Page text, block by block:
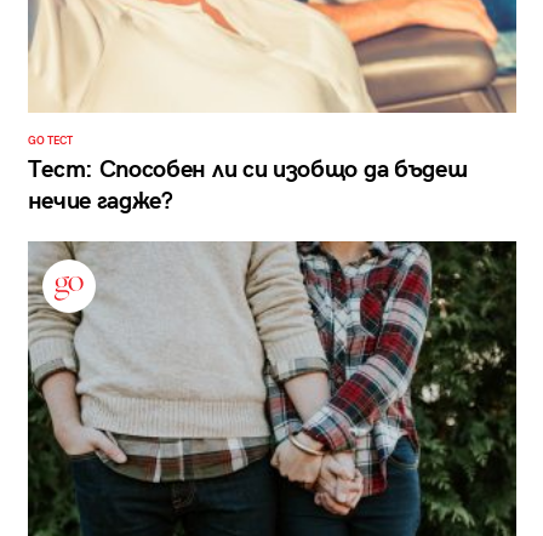
GO ТЕСТ
Тест: Способен ли си изобщо да бъдеш
нечие гадже?